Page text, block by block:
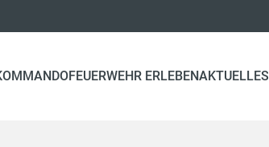
FEUERWEHR ERLEBENAKTUELLES